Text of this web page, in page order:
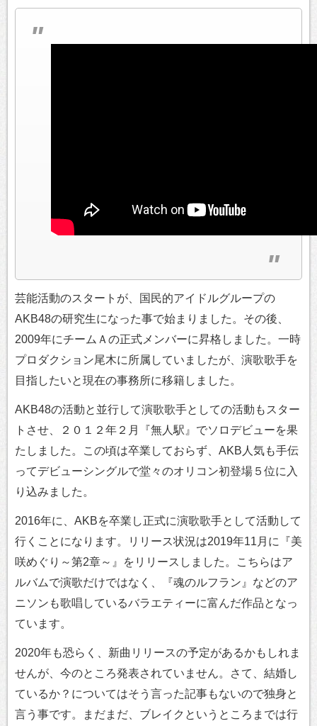
芸能活動のスタートが、国民的アイドルグループの
AKB48の研究生になった事で始まりました。その後、
2009年にチームＡの正式メンバーに昇格しました。一時
プロダクション尾木に所属していましたが、演歌歌手を
目指したいと現在の事務所に移籍しました。
AKB48の活動と並行して演歌歌手としての活動もスター
トさせ、２０１２年２月『無人駅』でソロデビューを果
たしました。この頃は卒業しておらず、AKB人気も手伝
ってデビューシングルで堂々のオリコン初登場５位に入
り込みました。
2016年に、AKBを卒業し正式に演歌歌手として活動して
行くことになります。リリース状況は2019年11月に『美
咲めぐり～第2章～』をリリースしました。こちらはア
ルバムで演歌だけではなく、『魂のルフラン』などのア
ニソンも歌唱しているバラエティーに富んだ作品となっ
ています。
2020年も恐らく、新曲リリースの予定があるかもしれま
せんが、今のところ発表されていません。さて、結婚し
ているか？についてはそう言った記事もないので独身と
言う事です。まだまだ、ブレイクというところまでは行